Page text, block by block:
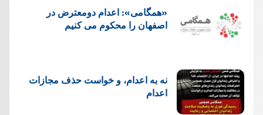
«همگامی»: اعدام دومعترض در
اصفهان را محکوم می کنیم
نه به اعدام، و خواست حذف مجازات
اعدام